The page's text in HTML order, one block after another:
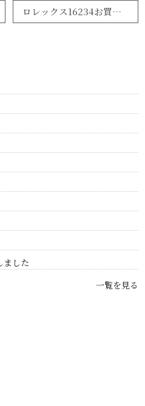
ロレックス16234お買取り♪ブランド時計福宝が高く買い入れます！
ました
一覧を見る